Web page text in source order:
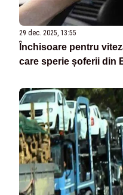
29 dec. 2025, 13:55
Închisoare pentru
care sperie șoferii din